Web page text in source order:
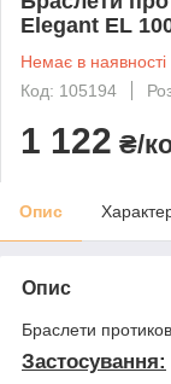
Elegant EL
Немає в наявності
Код: 105194
1 122 ₴/
Опис
Опис
Браслети
Застосування: